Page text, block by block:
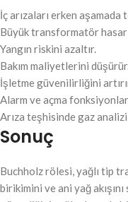
İç arızaları erken aşamada
Büyük transformatör
Yangın riskini azaltır.
Bakım maliyetlerini
İşletme güvenilirliğini
Alarm ve açma
Arıza teşhisinde gaz
Sonuç
Buchholz rölesi, yağlı tip
birikimini ve ani yağ